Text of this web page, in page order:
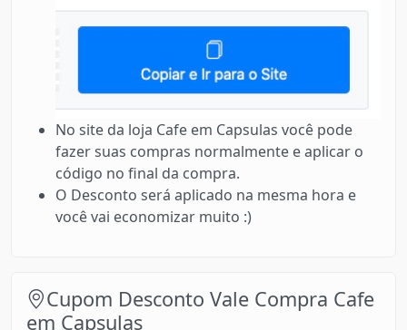
No site da loja Cafe em Capsulas você pode
fazer suas compras normalmente e aplicar o
código no final da compra.
O Desconto será aplicado na mesma hora e
você vai economizar muito :)
Cupom Desconto Vale Compra Cafe
em Capsulas